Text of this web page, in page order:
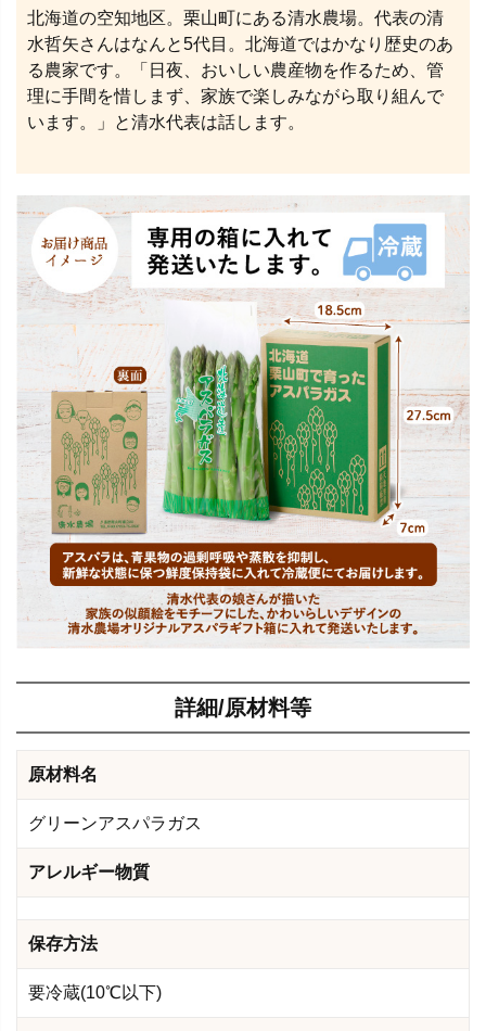
北海道の空知地区。栗山町にある清水農場。代表の清
水哲矢さんはなんと5代目。北海道ではかなり歴史のあ
る農家です。「日夜、おいしい農産物を作るため、管
理に手間を惜しまず、家族で楽しみながら取り組んで
います。」と清水代表は話します。
詳細/原材料等
原材料名
グリーンアスパラガス
アレルギー物質
保存方法
要冷蔵(10℃以下)